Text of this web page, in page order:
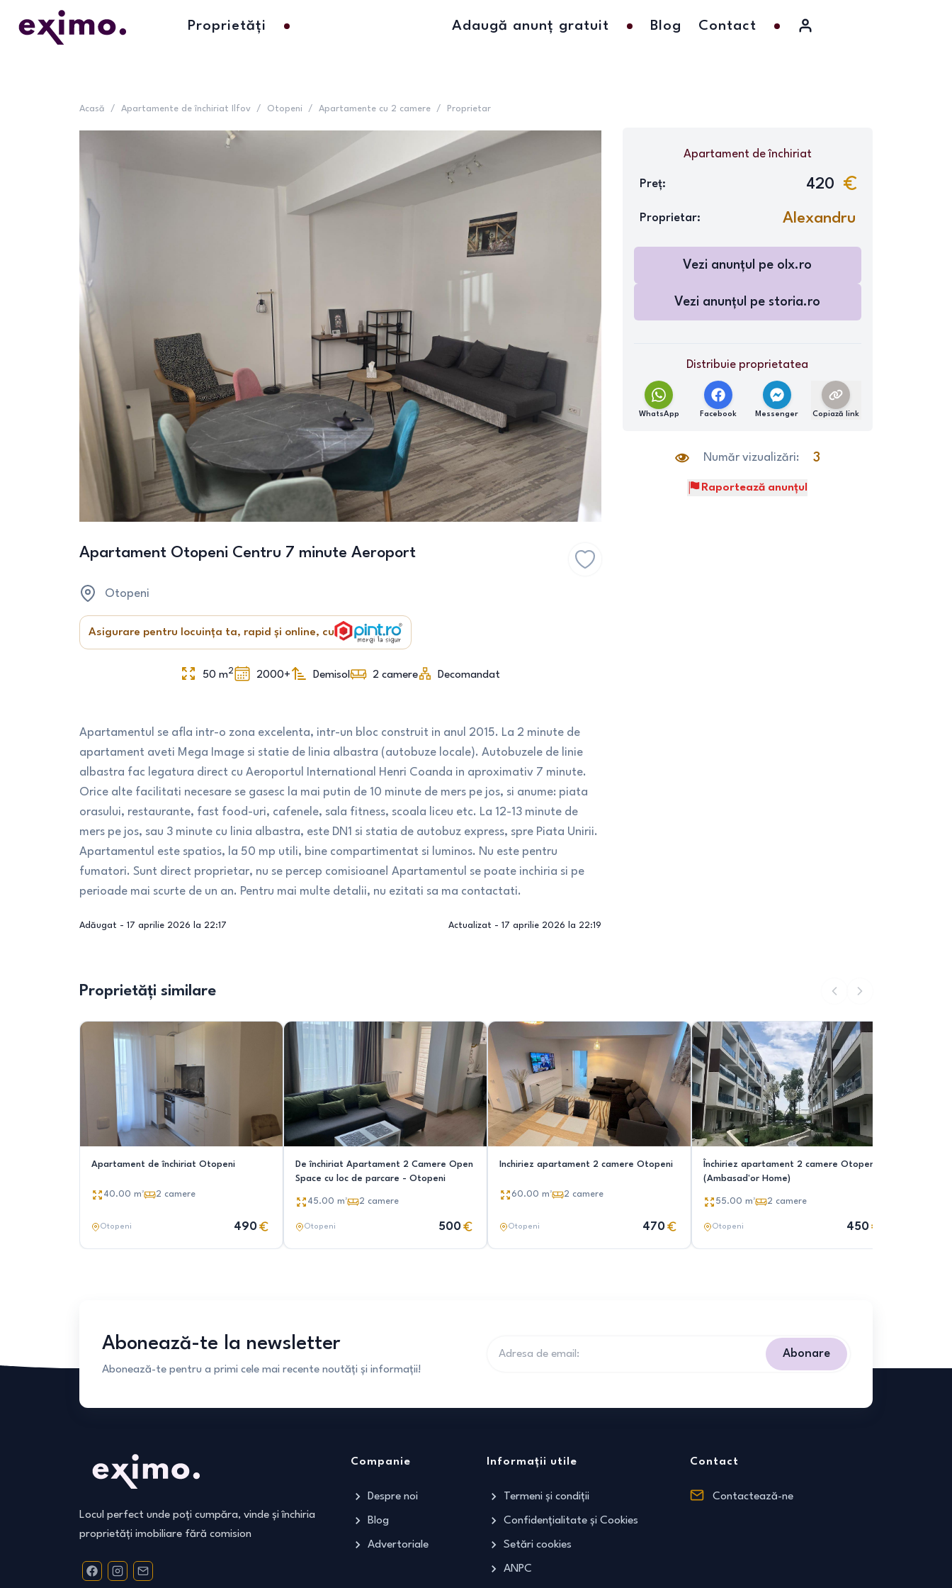
Proprietăți Adaugă anunț gratuit Blog Contact
Acasă / Apartamente de închiriat Ilfov / Otopeni / Apartamente cu 2 camere / Proprietar
Apartament Otopeni Centru 7 minute Aeroport
Otopeni
Asigurare pentru locuința ta, rapid și online, cu
50 m2 2000+ Demisol 2 camere Decomandat
Apartamentul se afla intr-o zona excelenta, intr-un bloc construit in anul 2015. La 2 minute de
apartament aveti Mega Image si statie de linia albastra (autobuze locale). Autobuzele de linie
albastra fac legatura direct cu Aeroportul International Henri Coanda in aproximativ 7 minute.
Orice alte facilitati necesare se gasesc la mai putin de 10 minute de mers pe jos, si anume: piata
orasului, restaurante, fast food-uri, cafenele, sala fitness, scoala liceu etc. La 12-13 minute de
mers pe jos, sau 3 minute cu linia albastra, este DN1 si statia de autobuz express, spre Piata Unirii.
Apartamentul este spatios, la 50 mp utili, bine compartimentat si luminos. Nu este pentru
fumatori. Sunt direct proprietar, nu se percep comisioane! Apartamentul se poate inchiria si pe
perioade mai scurte de un an. Pentru mai multe detalii, nu ezitati sa ma contactati.
Adăugat - 17 aprilie 2026 la 22:17 Actualizat - 17 aprilie 2026 la 22:19
Apartamentde închiriat
Preț: 420
Proprietar: Alexandru
Vezi anunțul pe olx.ro
Vezi anunțul pestoria.ro
Distribuie proprietatea
WhatsApp Facebook Messenger Copiază link
Număr vizualizări: 3
Raportează anunțul
Proprietăți similare
Apartament de închiriat Otopeni
40.00 m² 2 camere
Otopeni 490
De închiriat Apartament 2 Camere Open
Space cu loc de parcare - Otopeni
45.00 m² 2 camere
Otopeni 500
Inchiriez apartament 2 camere Otopeni
60.00 m² 2 camere
Otopeni 470
Închiriez apartament 2 camere Otopeni
(Ambasad'or Home)
55.00 m² 2 camere
Otopeni 450
Abonează-te la newsletter
Abonează-te pentru a primi cele mai recente noutăți și informații!
Abonare
Locul perfect unde poți cumpăra, vinde și închiria
proprietăți imobiliare fără comision
Companie
Despre noi
Blog
Advertoriale
Informații utile
Termeni și condiții
Confidențialitate și Cookies
Setări cookies
ANPC
Contact
Contactează-ne